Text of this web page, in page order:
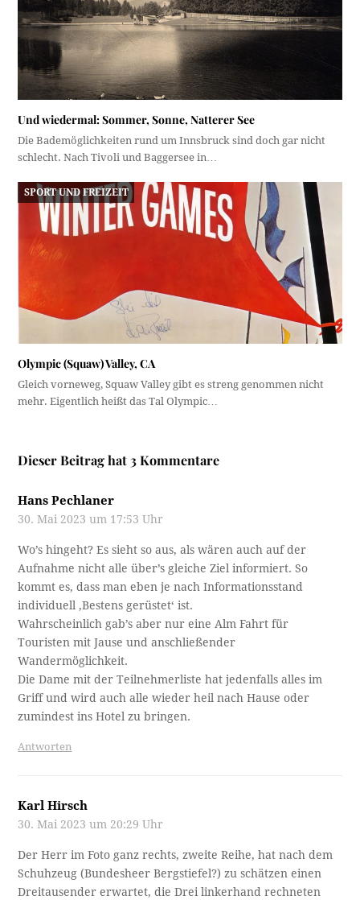
Und wiedermal: Sommer, Sonne, Natterer See
Die Bademöglichkeiten rund um Innsbruck sind doch gar nicht
schlecht. Nach Tivoli und Baggersee in…
SPORT UND FREIZEIT
Olympic (Squaw) Valley, CA
Gleich vorneweg, Squaw Valley gibt es streng genommen nicht
mehr. Eigentlich heißt das Tal Olympic…
Dieser Beitrag hat 3 Kommentare
Hans Pechlaner
30. Mai 2023 um 17:53 Uhr
Wo’s hingeht? Es sieht so aus, als wären auch auf der
Aufnahme nicht alle über’s gleiche Ziel informiert. So
kommt es, dass man eben je nach Informationsstand
individuell ‚Bestens gerüstet‘ ist.
Wahrscheinlich gab’s aber nur eine Alm Fahrt für
Touristen mit Jause und anschließender
Wandermöglichkeit.
Die Dame mit der Teilnehmerliste hat jedenfalls alles im
Griff und wird auch alle wieder heil nach Hause oder
zumindest ins Hotel zu bringen.
Antworten
Karl Hirsch
30. Mai 2023 um 20:29 Uhr
Der Herr im Foto ganz rechts, zweite Reihe, hat nach dem
Schuhzeug (Bundesheer Bergstiefel?) zu schätzen einen
Dreitausender erwartet, die Drei linkerhand rechneten